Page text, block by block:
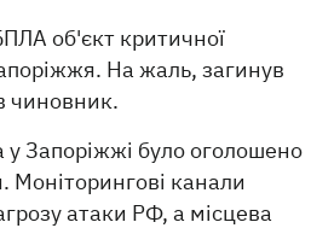
об'єкт критичної
На жаль, загинув
чиновник.
у Запоріжжі було оголошено
Моніторингові канали
атаки РФ, а місцева